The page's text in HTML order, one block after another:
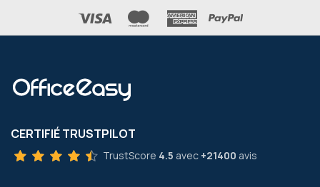
CERTIFIÉ TRUSTPILOT
TrustScore 4.5 avec +21400 avis